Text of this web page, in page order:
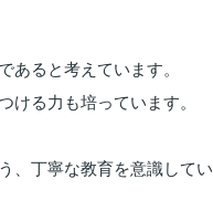
あると考えています。
ける力も培っています。
、丁寧な教育を意識してい